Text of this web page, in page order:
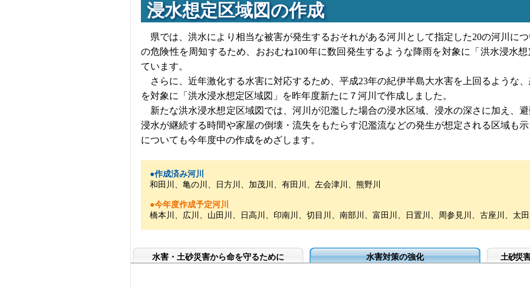
浸水想定区域図の作成
県では、洪水により相当な被害が発生するおそれがある河川として指定した20の河川に
の危険性を周知するため、おおむね100年に数回発生するような降雨を対象に「洪水浸水
ています。
さらに、近年激化する水害に対応するため、平成23年の紀伊半島大水害を上回るような
を対象に「洪水浸水想定区域図」を昨年度新たに７河川で作成しました。
新たな洪水浸水想定区域図では、河川が氾濫した場合の浸水区域、浸水の深さに加え、
浸水が継続する時間や家屋の倒壊・流失をもたらす氾濫流などの発生が想定される区域も示
についても今年度中の作成をめざします。
●作成済み河川
和田川、亀の川、日方川、加茂川、有田川、左会津川、熊野川
●今年度作成予定河川
橋本川、広川、山田川、日高川、印南川、切目川、南部川、富田川、日置川、周参見川、古座川、太田
水害・土砂災害から命を守るために 水害対策の強化 土砂災